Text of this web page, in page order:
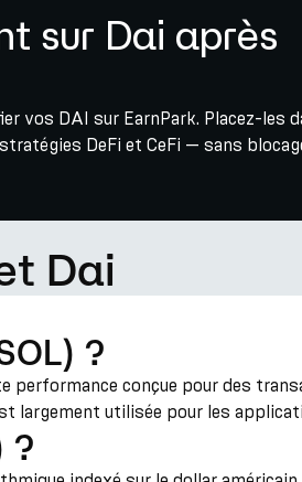
sur Dai après
vos DAI sur EarnPark. Placez-les
DeFi et CeFi — sans
Dai
?
performance conçue pour des
largement utilisée pour les
?